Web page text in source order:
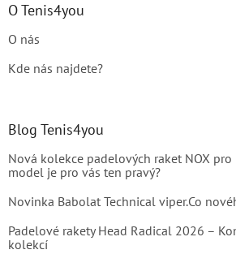
O Tenis4you
O nás
Kde nás najdete?
Blog Tenis4you
Nová kolekce padelových raket NOX
model je pro vás ten pravý?
Novinka Babolat Technical viper.Co
Padelové rakety Head Radical 2026 –
kolekcí